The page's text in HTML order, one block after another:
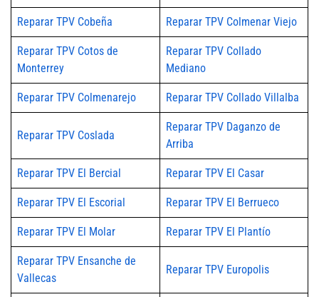
Reparar TPV Cobeña Reparar TPV Colmenar Viejo
Reparar TPV Cotos de
Monterrey
Reparar TPV Collado
Mediano
Reparar TPV Colmenarejo Reparar TPV Collado Villalba
Reparar TPV Coslada
Reparar TPV Daganzo de
Arriba
Reparar TPV El Bercial Reparar TPV El Casar
Reparar TPV El Escorial Reparar TPV El Berrueco
Reparar TPV El Molar Reparar TPV El Plantío
Reparar TPV Ensanche de
Vallecas
Reparar TPV Europolis